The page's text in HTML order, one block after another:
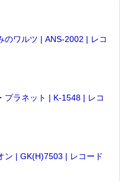
ワルツ | ANS-2002 | レコ
プラネット | K-1548 | レコ
ン | GK(H)7503 | レコード